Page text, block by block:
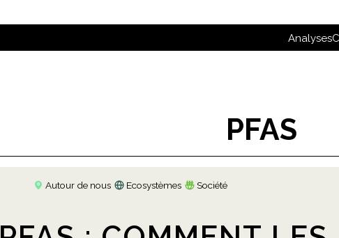
Analyses
PFAS
Autour de nous Ecosystèmes Société